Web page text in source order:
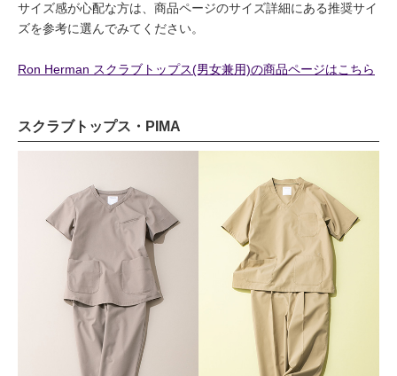
サイズ感が心配な方は、商品ページのサイズ詳細にある推奨サイ
ズを参考に選んでみてください。
Ron Herman スクラブトップス(男女兼用)の商品ページはこちら
スクラブトップス・PIMA